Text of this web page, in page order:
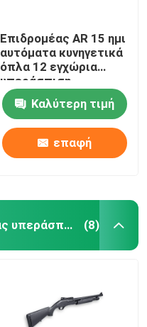
Επιδρομέας AR 15 ημι
αυτόματα κυνηγετικά
όπλα 12 εγχώρια
υπεράσπιση
κυνηγετικών όπλων
μετρητών ημι
αυτόματη τακτική
Καλύτερη τιμή
επαφή
Κυνηγετικά όπλα εγχώριας υπεράσπισης (8)